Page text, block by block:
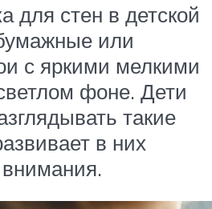
для стен в детской
или
с яркими мелкими
фоне. Дети
такие
в них